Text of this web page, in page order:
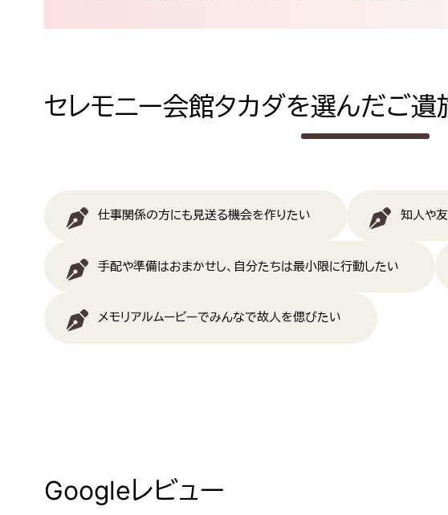
セレモニー会館タカダを選んだご
仕事関係の方にも見送る機会を作りたい 知人や
手配や準備はおまかせし、自分たちは最小限に行動したい
メモリアルムービーでみんなで故人を偲びたい
Googleレビュー